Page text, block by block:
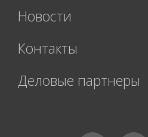
Новости
Контакты
Деловые партнеры